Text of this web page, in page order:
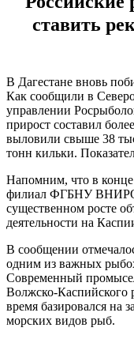
ставить
В Дагестане вновь
Как сообщили в
управлении
прирост составил
выловили свыше 38
тонн кильки.
Напомним, что в
филиал ФГБНУ
существенном росте
деятельности на
В сообщении
одним из важных
Современный
Волжско-Каспийского
время базировался на
морских видов рыб.